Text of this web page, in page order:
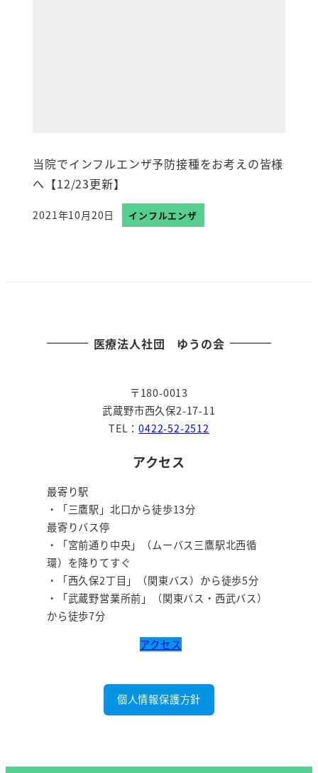
当院でインフルエンザ予防接種をお考えの皆様
へ【12/23更新】
投稿日
2021年10月20日 インフルエンザ
医療法人社団 ゆうの会
〒180-0013
武蔵野市西久保2-17-11
TEL：0422-52-2512
アクセス
最寄り駅
・「三鷹駅」北口から徒歩13分
最寄りバス停
・「宮前通り中央」（ムーバス三鷹駅北西循
環）を降りてすぐ
・「西久保2丁目」（関東バス）から徒歩5分
・「武蔵野営業所前」（関東バス・西武バス）
から徒歩7分
アクセス
個人情報保護方針